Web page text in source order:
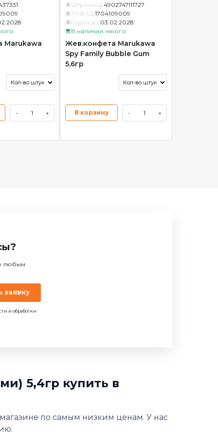
Marukawa
- +
Штрихкод: 4902747111727
ТН ВЭД: 1704109009
Годен до: 03.02.2028
В наличии: много
Жев.конфета Marukawa
Spy Family Bubble Gum
5,6гр
В корзину - +
любым
заявку
и обработки
5,4гр купить в
по самым низким ценам. У нас